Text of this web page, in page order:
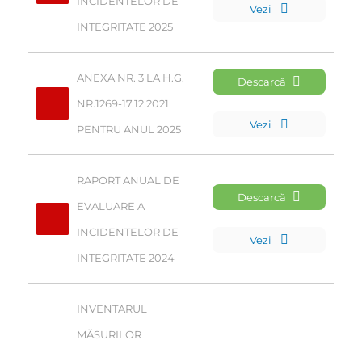
INTEGRITATE 2025
Vezi
ANEXA NR. 3 LA H.G.
NR.1269-17.12.2021
PENTRU ANUL 2025
Descarcă
Vezi
RAPORT ANUAL DE
EVALUARE A
INCIDENTELOR DE
INTEGRITATE 2024
Descarcă
Vezi
INVENTARUL
MĂSURILOR